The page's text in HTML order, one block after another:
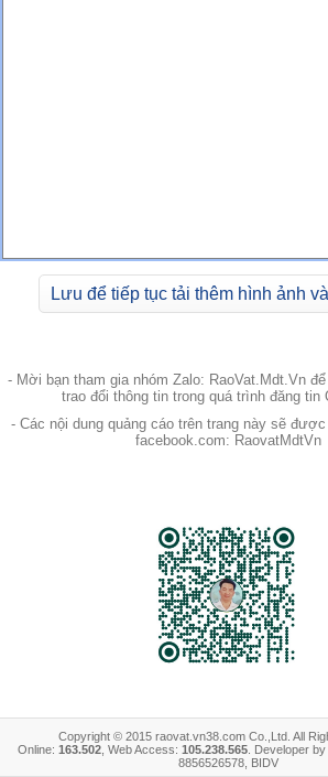
Lưu để tiếp tục tải thêm hình ảnh
- Mời bạn tham gia nhóm Zalo: RaoVat.Mdt.Vn
trao đổi thông tin trong quá trình đăng tin
- Các nội dung quảng cáo trên trang này sẽ
facebook.com: RaovatMdtVn
Copyright © 2015 raovat.vn38.com Co.,Ltd. All
Online: 163.502 , Web Access: 105.238.565 . Developer
8856526578, BIDV